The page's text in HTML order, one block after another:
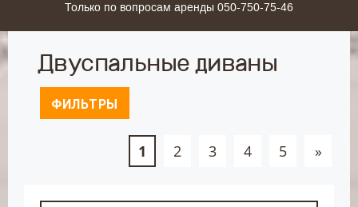
Только по вопросам аренды 050-750-75-46
Двуспальные диваны
ФИЛЬТРЫ
1 2 3 4 5 »